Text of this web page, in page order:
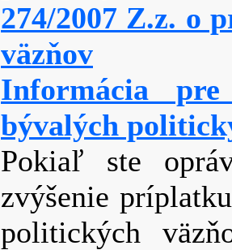
274/2007 Z.z. o
väzňov
Informácia pre
bývalých
Pokiaľ ste
zvýšenie
politických